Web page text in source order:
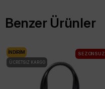
Benzer Ürünler
İNDIRIM
ÜCRETSIZ KARGO
SEZONSUZ